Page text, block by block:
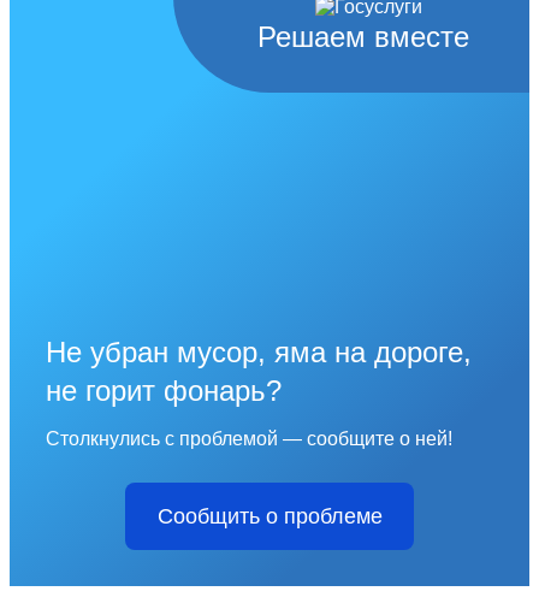
Решаем вместе
Не убран мусор, яма на дороге,
не горит фонарь?
Столкнулись с проблемой — сообщите о ней!
Сообщить о проблеме